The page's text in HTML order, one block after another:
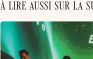
À lire aussi sur La